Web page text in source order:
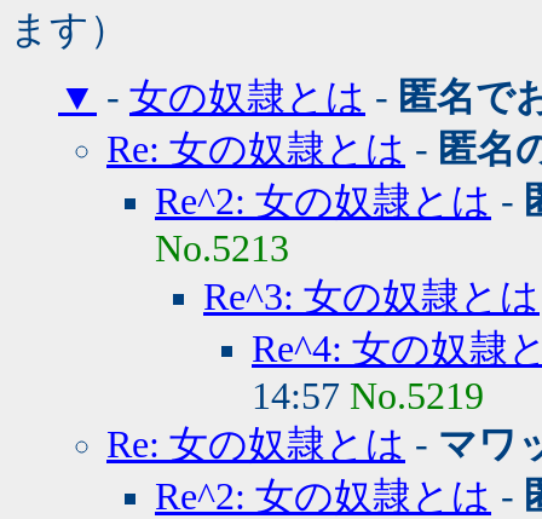
ます）
▼ - 女の奴隷とは - 匿名で
Re: 女の奴隷とは - 匿名
Re^2: 女の奴隷とは -
No.5213
Re^3: 女の奴隷とは
Re^4: 女の奴隷
14:57 No.5219
Re: 女の奴隷とは - マワ
Re^2: 女の奴隷とは -